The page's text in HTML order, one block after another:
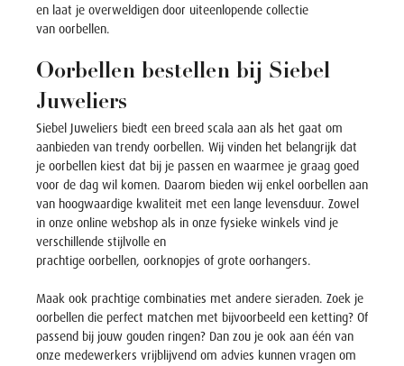
en laat je overweldigen door uiteenlopende collectie
van oorbellen.
Oorbellen bestellen bij Siebel
Juweliers
Siebel Juweliers biedt een breed scala aan als het gaat om
aanbieden van trendy oorbellen. Wij vinden het belangrijk dat
je oorbellen kiest dat bij je passen en waarmee je graag goed
voor de dag wil komen. Daarom bieden wij enkel oorbellen aan
van hoogwaardige kwaliteit met een lange levensduur. Zowel
in onze online webshop als in onze fysieke winkels vind je
verschillende stijlvolle en
prachtige oorbellen, oorknopjes of grote oorhangers.
Maak ook prachtige combinaties met andere sieraden. Zoek je
oorbellen die perfect matchen met bijvoorbeeld een ketting? Of
passend bij jouw gouden ringen? Dan zou je ook aan één van
onze medewerkers vrijblijvend om advies kunnen vragen om